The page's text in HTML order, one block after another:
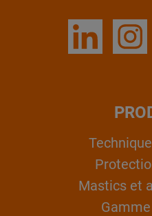
Mastics et